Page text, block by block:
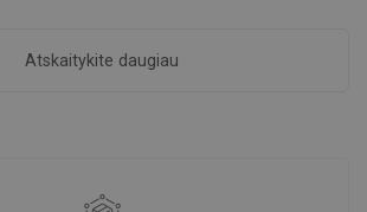
Atskaitykite daugiau